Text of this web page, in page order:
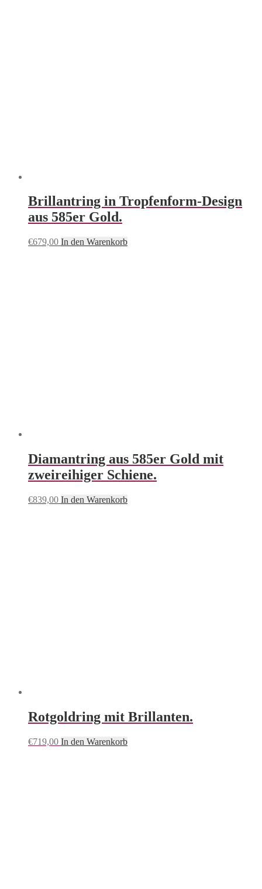
Brillantring in Tropfenform-Design
aus 585er Gold.
€679,00 In den Warenkorb
Diamantring aus 585er Gold mit
zweireihiger Schiene.
€839,00 In den Warenkorb
Rotgoldring mit Brillanten.
€719,00 In den Warenkorb